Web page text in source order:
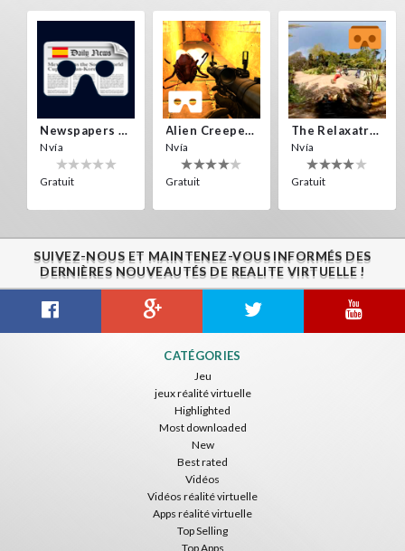
Newspapers Spain VR
Nvía
Gratuit
Alien Creepers VR
Nvía
Gratuit
The Relaxatron
Nvía
Gratuit
SUIVEZ-NOUS ET MAINTENEZ-VOUS INFORMÉS DES
DERNIÈRES NOUVEAUTÉS DE REALITE VIRTUELLE !
CATÉGORIES
Jeu
jeux réalité virtuelle
Highlighted
Most downloaded
New
Best rated
Vidéos
Vidéos réalité virtuelle
Apps réalité virtuelle
Top Selling
Top Apps